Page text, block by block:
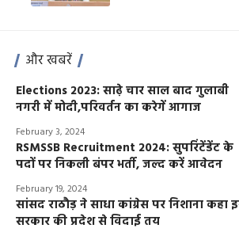
और खबरें
Elections 2023: साढ़े चार साल बाद गुलाबी
नगरी में मोदी,परिवर्तन का करेगें आगाज
February 3, 2024
RSMSSB Recruitment 2024: सुपरिंटेंडेंट के
पदों पर निकली बंपर भर्ती, जल्द करें आवेदन
February 19, 2024
सांसद राठौड़ ने साधा कांग्रेस पर निशाना कहा
सरकार की प्रदेश से विदाई तय